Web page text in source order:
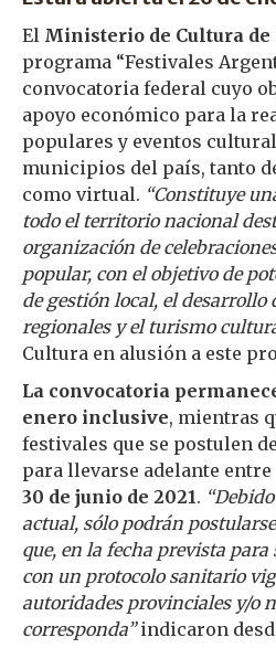
El Ministerio de Cultura de
programa “Festivales
convocatoria federal cuyo
apoyo económico para la
populares y eventos
municipios del país, tanto
como virtual. “Constituye
todo el territorio nacional
organización de
popular, con el objetivo de
de gestión local, el desarrollo
regionales y el turismo
Cultura en alusión a este
La convocatoria
enero inclusive, mientras
festivales que se postulen
para llevarse adelante
30 de junio de 2021.
actual, sólo podrán
que, en la fecha prevista
con un protocolo sanitario
autoridades provinciales y/o
corresponda”indicaron